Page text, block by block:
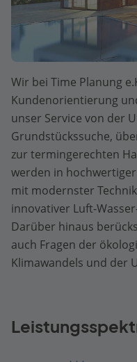
Wir bei Time Planung
Kundenorientierung
unser Service von der
Grundstückssuche,
zur termingerechten
werden in
mit modernster
innovativer Luft-
Darüber hinaus
auch Fragen der
Klimawandels und der